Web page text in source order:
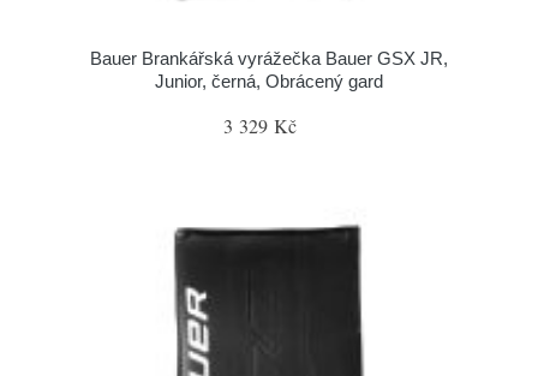
Bauer Brankářská vyrážečka Bauer GSX JR,
Junior, černá, Obrácený gard
3 329 Kč